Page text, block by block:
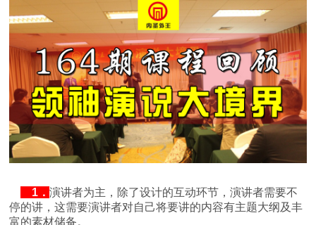
1．演讲者为主，除了设计的互动环节，演讲者需要不
停的讲，这需要演讲者对自己将要讲的内容有主题大纲及丰
富的素材储备。